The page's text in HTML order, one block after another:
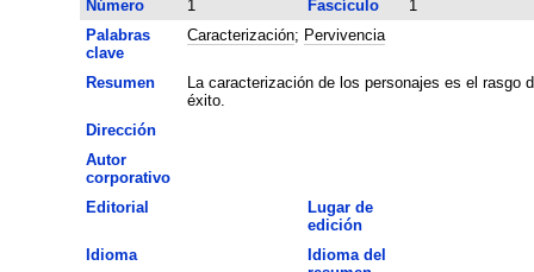
Número
1 Fascículo
1
Palabras
clave
Caracterización; Pervivencia
Resumen
La caracterización de los personajes es el rasgo
éxito.
Dirección
Autor
corporativo
Editorial
Lugar de
edición
Idioma
Idioma del